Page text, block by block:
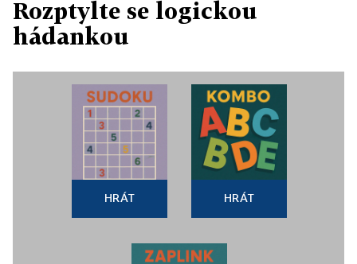
Rozptylte se logickou
hádankou
HRÁT HRÁT